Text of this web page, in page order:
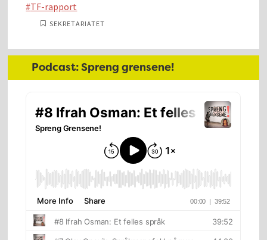
TF-rapport
SEKRETARIATET
Hoved
Podcast: Spreng grensene!